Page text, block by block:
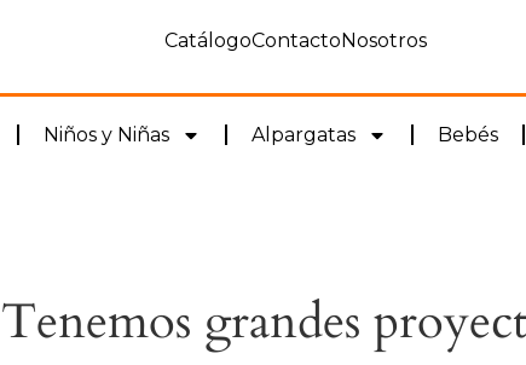
CatálogoContactoNosotros
Niños y Niñas Alpargatas Bebés
Tenemos grandes